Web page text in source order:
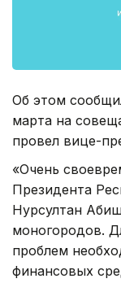
Об этом
марта на
провел вице-
«Очень
Президента
Нурсултан
моногородов.
проблем
финансовых